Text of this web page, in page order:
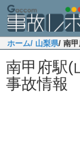
ホーム/ 山梨県/ 南
南甲府駅(
事故情報